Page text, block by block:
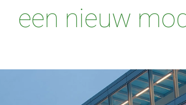
een nieuw